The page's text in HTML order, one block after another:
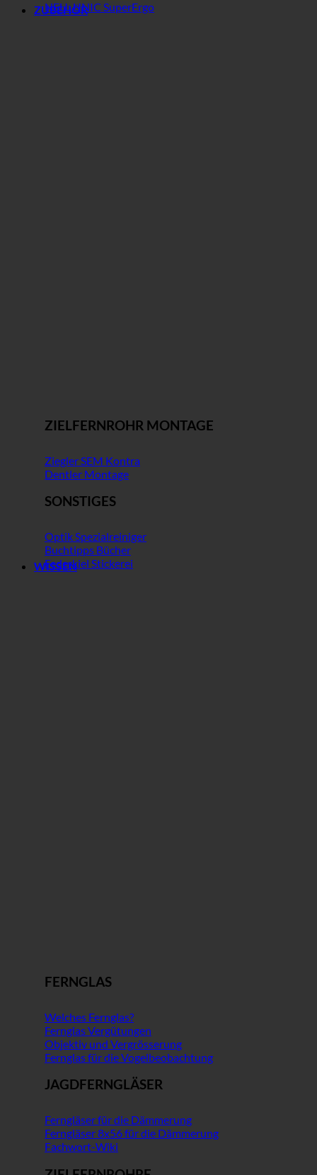
NEU: UNIC SuperErgo
ZUBEHÖR
ZIELFERNROHR MONTAGE
Ziegler SEM Kontra
Dentler Montage
SONSTIGES
Optik Spezialreiniger
Buchtipps Bücher
Federkiel Stickerei
WISSEN
FERNGLAS
Welches Fernglas?
Fernglas Vergütungen
Objektiv und Vergrösserung
Fernglas für die Vogelbeobachtung
JAGDFERNGLÄSER
Ferngläser für die Dämmerung
Ferngläser 8x56 für die Dämmerung
Fachwort-Wiki